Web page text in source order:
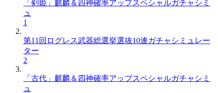
「剣姫」麒麟＆四神確率アップスペシャルガチャシミ
ュ
1
第11回ログレス武器総選挙選抜10連ガチャシミュレー
ター
2
「古代」麒麟＆四神確率アップスペシャルガチャシミ
ュ